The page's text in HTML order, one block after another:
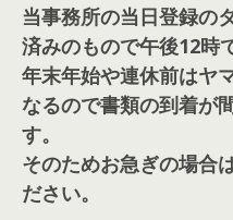
当事務所の当日登録の
済みのもので午後12時
年末年始や連休前はヤ
なるので書類の到着が
す。
そのためお急ぎの場合
ださい。